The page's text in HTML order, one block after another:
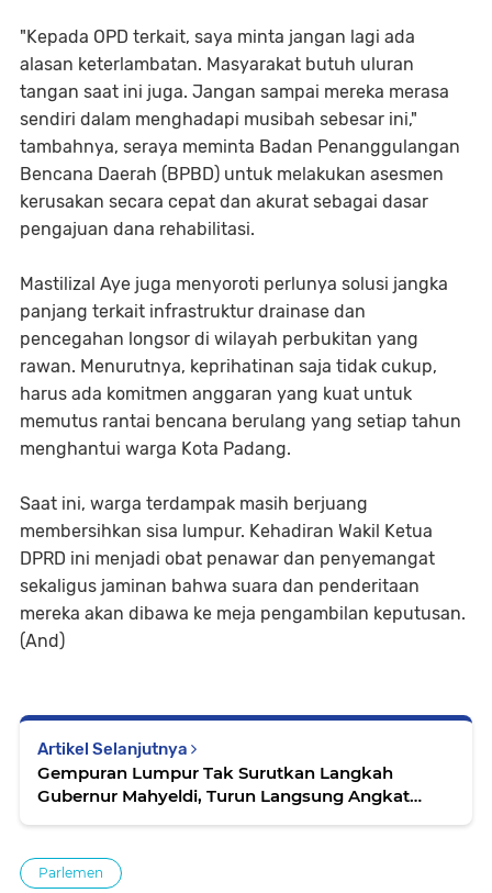
"Kepada OPD terkait, saya minta jangan lagi ada
alasan keterlambatan. Masyarakat butuh uluran
tangan saat ini juga. Jangan sampai mereka merasa
sendiri dalam menghadapi musibah sebesar ini,"
tambahnya, seraya meminta Badan Penanggulangan
Bencana Daerah (BPBD) untuk melakukan asesmen
kerusakan secara cepat dan akurat sebagai dasar
pengajuan dana rehabilitasi.
Mastilizal Aye juga menyoroti perlunya solusi jangka
panjang terkait infrastruktur drainase dan
pencegahan longsor di wilayah perbukitan yang
rawan. Menurutnya, keprihatinan saja tidak cukup,
harus ada komitmen anggaran yang kuat untuk
memutus rantai bencana berulang yang setiap tahun
menghantui warga Kota Padang.
Saat ini, warga terdampak masih berjuang
membersihkan sisa lumpur. Kehadiran Wakil Ketua
DPRD ini menjadi obat penawar dan penyemangat
sekaligus jaminan bahwa suara dan penderitaan
mereka akan dibawa ke meja pengambilan keputusan.
(And)
Artikel Selanjutnya
Gempuran Lumpur Tak Surutkan Langkah
Gubernur Mahyeldi, Turun Langsung Angkat
Parlemen